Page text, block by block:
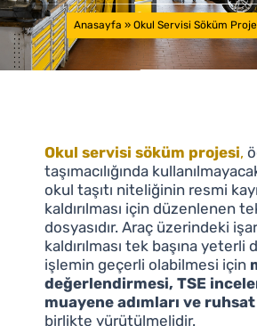
Anasayfa » Okul Servisi Söküm
Okul servisi söküm projesi,
taşımacılığında
okul taşıtı niteliğinin resmi
kaldırılması için düzenlenen
dosyasıdır. Araç üzerindeki
kaldırılması tek başına yeterli
işlemin geçerli olabilmesi için
değerlendirmesi, TSE
muayene adımları ve
birlikte yürütülmelidir.